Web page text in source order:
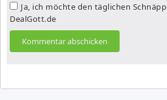
Ja, ich möchte den täglichen
DealGott.de